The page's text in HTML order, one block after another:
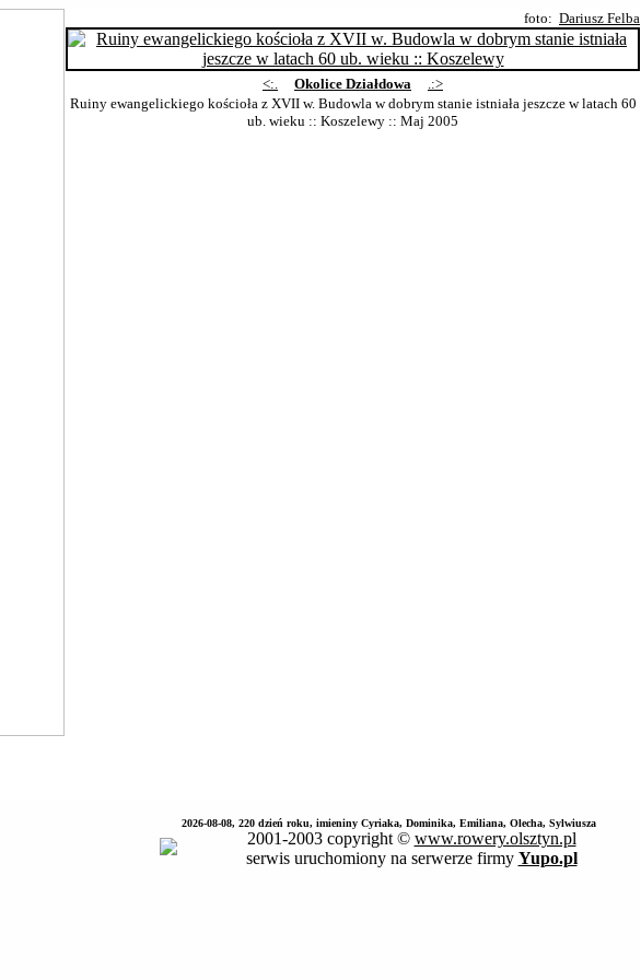
foto: Dariusz Felba
<:. Okolice Działdowa
.:>
Ruiny ewangelickiego kościoła z XVII w. Budowla w dobrym stanie istniała jeszcze w latach 60
ub. wieku :: Koszelewy :: Maj 2005
2026-08-08, 220 dzień roku, imieniny Cyriaka, Dominika, Emiliana, Olecha, Sylwiusza
2001-2003 copyright © www.rowery.olsztyn.pl
serwis uruchomiony na serwerze firmy Yupo.pl